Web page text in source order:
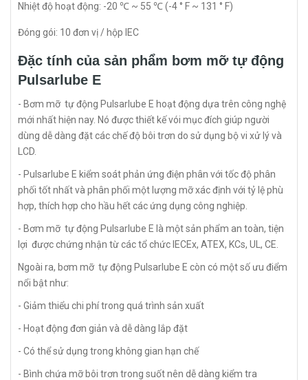
Nhiệt độ hoạt động: -20 ℃ ~ 55 ℃ (-4 ° F ~ 131 ° F)
Đóng gói: 10 đơn vị / hộp IEC
Đặc tính của sản phẩm bơm mỡ tự động
Pulsarlube E
- Bơm mỡ tự động Pulsarlube E hoạt động dựa trên công nghệ
mới nhất hiện nay. Nó được thiết kế vói mục đích giúp người
dùng dễ dàng đặt các chế độ bôi trơn do sử dụng bộ vi xử lý và
LCD.
- Pulsarlube E kiểm soát phản ứng điện phân với tốc độ phân
phối tốt nhất và phân phối một lượng mỡ xác định với tỷ lệ phù
hợp, thích hợp cho hầu hết các ứng dụng công nghiệp.
- Bơm mỡ tự động Pulsarlube E là một sản phẩm an toàn, tiện
lợi được chứng nhận từ các tổ chức IECEx, ATEX, KCs, UL, CE.
Ngoài ra, bơm mỡ tự động Pulsarlube E còn có một số ưu điểm
nổi bật như:
- Giảm thiểu chi phí trong quá trình sản xuất
- Hoạt động đơn giản và dễ dàng lắp đặt
- Có thể sử dụng trong không gian hạn chế
- Bình chứa mỡ bôi trơn trong suốt nên dễ dàng kiểm tra